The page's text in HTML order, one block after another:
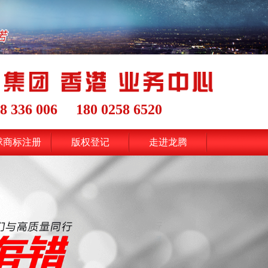
336 006 180 0258 6520
商标注册 版权登记 走进龙腾